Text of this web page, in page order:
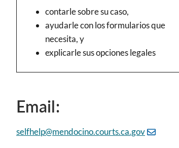
contarle sobre su caso,
ayudarle con los formularios que
necesita, y
explicarle sus opciones legales
Email:
selfhelp@mendocino.courts.ca.gov